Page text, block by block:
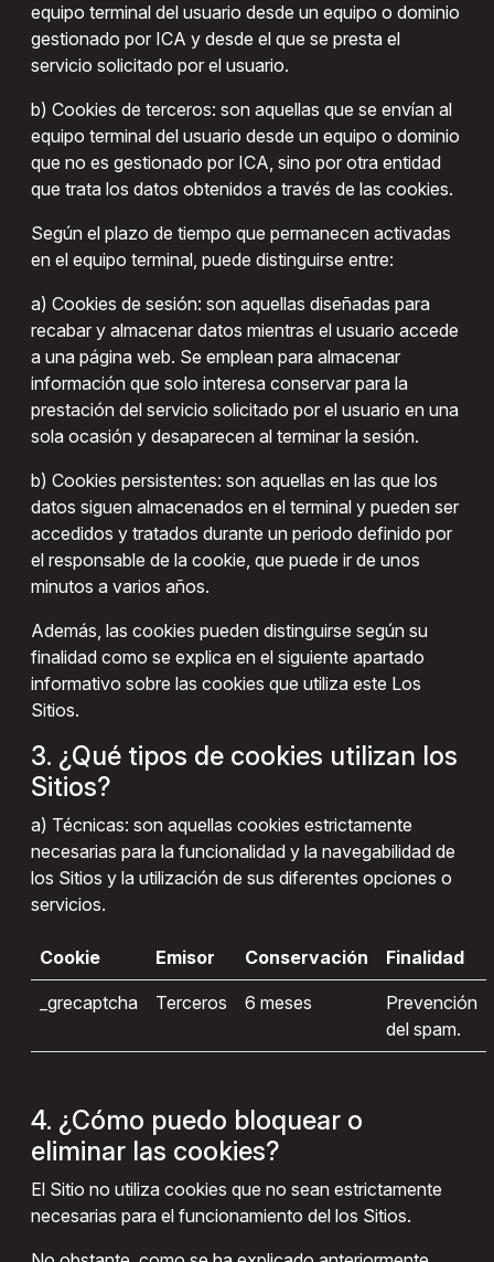
equipo terminal del usuario desde un equipo o dominio
gestionado por ICA y desde el que se presta el
servicio solicitado por el usuario.
b) Cookies de terceros: son aquellas que se envían al
equipo terminal del usuario desde un equipo o dominio
que no es gestionado por ICA, sino por otra entidad
que trata los datos obtenidos a través de las cookies.
Según el plazo de tiempo que permanecen activadas
en el equipo terminal, puede distinguirse entre:
a) Cookies de sesión: son aquellas diseñadas para
recabar y almacenar datos mientras el usuario accede
a una página web. Se emplean para almacenar
información que solo interesa conservar para la
prestación del servicio solicitado por el usuario en una
sola ocasión y desaparecen al terminar la sesión.
b) Cookies persistentes: son aquellas en las que los
datos siguen almacenados en el terminal y pueden ser
accedidos y tratados durante un periodo definido por
el responsable de la cookie, que puede ir de unos
minutos a varios años.
Además, las cookies pueden distinguirse según su
finalidad como se explica en el siguiente apartado
informativo sobre las cookies que utiliza este Los
Sitios.
3. ¿Qué tipos de cookies utilizan los
Sitios?
a) Técnicas: son aquellas cookies estrictamente
necesarias para la funcionalidad y la navegabilidad de
los Sitios y la utilización de sus diferentes opciones o
servicios.
Cookie Emisor Conservación Finalidad
_grecaptcha Terceros 6 meses
Prevención
del spam.
4. ¿Cómo puedo bloquear o
eliminar las cookies?
El Sitio no utiliza cookies que no sean estrictamente
necesarias para el funcionamiento del los Sitios.